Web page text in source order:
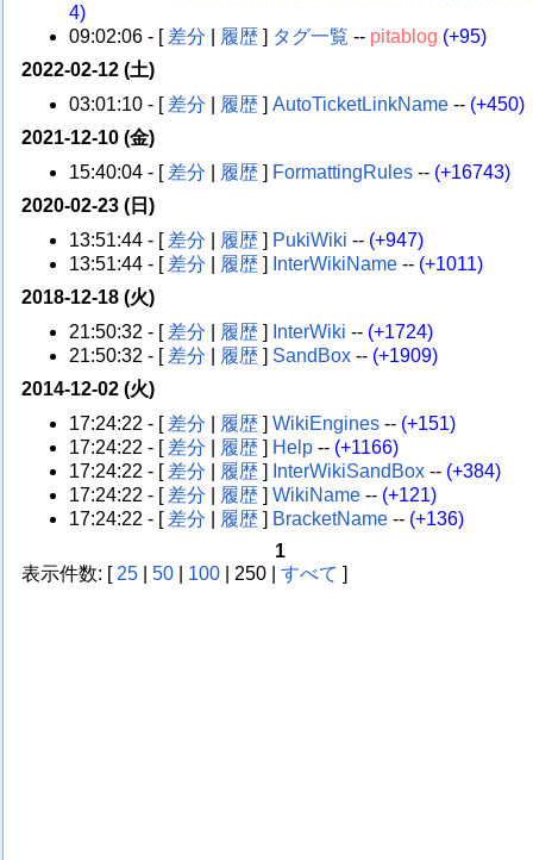
4)
09:02:06 - [ 差分 履歴 ] タグ一覧 -- pitablog (+95)
2022-02-12 (土)
03:01:10 - [ 差分 履歴 ]AutoTicketLinkName -- (+450)
2021-12-10 (金)
15:40:04 - [ 差分 履歴 ] FormattingRules -- (+16743)
2020-02-23 (日)
13:51:44 - [ 差分 履歴 ] PukiWiki -- (+947)
13:51:44 - [ 差分 履歴 ] InterWikiName -- (+1011)
2018-12-18 (火)
21:50:32 - [ 差分 履歴 ] InterWiki -- (+1724)
21:50:32 - [ 差分 履歴 ] SandBox -- (+1909)
2014-12-02 (火)
17:24:22 - [ 差分 履歴 ]WikiEngines -- (+151)
17:24:22 - [ 差分 履歴 ] Help -- (+1166)
17:24:22 - [ 差分 履歴 ] InterWikiSandBox -- (+384)
17:24:22 - [ 差分 履歴 ]WikiName -- (+121)
17:24:22 - [ 差分 履歴 ] BracketName -- (+136)
1
表示件数: [ 25 |50 100 250 |すべて ]